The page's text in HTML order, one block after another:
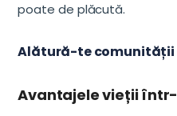
poate de plăcută.
Alătură-te comunității
Avantajele vieții